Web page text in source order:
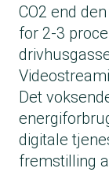
CO2 end
for 2-3
Det
digitale
fremstilling